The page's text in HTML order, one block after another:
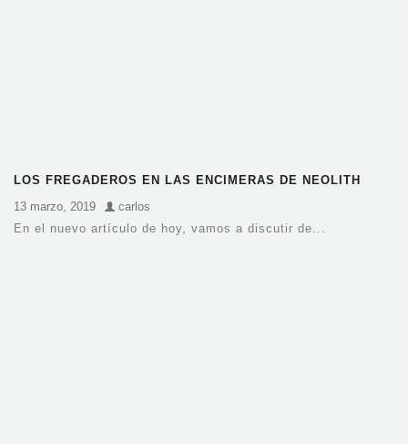
LOS FREGADEROS EN LAS ENCIMERAS DE NEOLITH
13 marzo, 2019
carlos
En el nuevo artículo de hoy, vamos a discutir de...